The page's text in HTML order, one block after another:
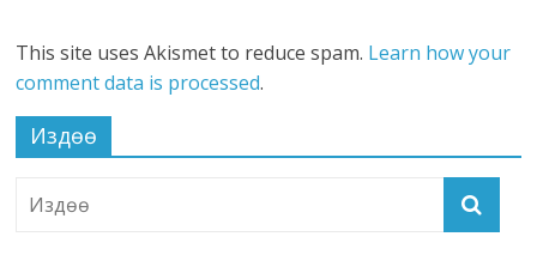
This site uses Akismet to reduce spam. Learn how your
comment data is processed.
Издөө